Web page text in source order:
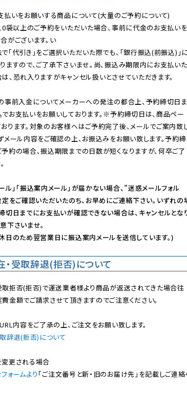
いをお願いする商品について(大量のご予約について)
袋以上のご予約をいただいた場合、事前に代金のお支払いを
がございます。い
「代引き」をご選択いただいた際でも、「銀行振込(前振込)」
ますので、ご了承下さいませ。尚、振込み期限内にお支払いた
、恐れ入りますがキャンセル扱いとさせていただきます。
前入金についてメーカーへの発注の都合上、予約締切日ま
お支払いをお願いしております。※予約締切日は、商品ペー
ります。対象のお客様へはご予約完了後、メールでご案内致
メール内容をご確認の上、お振込みをお願い致します。予約締
約の場合、振込期限までの日数が短くなりますが、何卒ご了
ル」「振込案内メール」が届かない場合、”迷惑メールフォル
定をご確認いただいたのち、お早めにご連絡下さい。いずれの
切日までにお支払いが確認できない場合は、キャンセルとな
下さいませ。
日のため翌営業日に振込案内メールを送信しています。)
・受取辞退(拒否)について
拒否(拒否)で運送業者様より商品が返送されてきた場合往
金額でご請求させて頂きますのでご注意ください。
辞退(拒否)について
ォームより 「ご注文番号と新・旧のお届け先」を記載しご連絡